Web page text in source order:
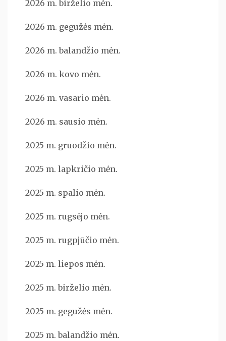
2026 m. birželio mėn.
2026 m. gegužės mėn.
2026 m. balandžio mėn.
2026 m. kovo mėn.
2026 m. vasario mėn.
2026 m. sausio mėn.
2025 m. gruodžio mėn.
2025 m. lapkričio mėn.
2025 m. spalio mėn.
2025 m. rugsėjo mėn.
2025 m. rugpjūčio mėn.
2025 m. liepos mėn.
2025 m. birželio mėn.
2025 m. gegužės mėn.
2025 m. balandžio mėn.